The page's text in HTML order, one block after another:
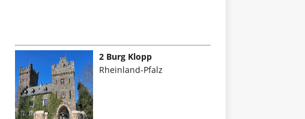
2 Burg Klopp
Rheinland-Pfalz